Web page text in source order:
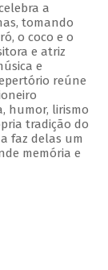
a
tomando
o coco e o
e atriz
e
reúne
humor, lirismo
tradição do
faz delas um
memória e